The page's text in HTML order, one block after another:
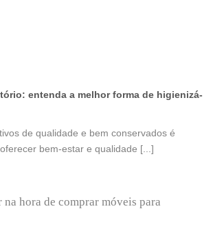
entenda a melhor forma de higienizá-
de qualidade e bem conservados é
bem-estar e qualidade [...]